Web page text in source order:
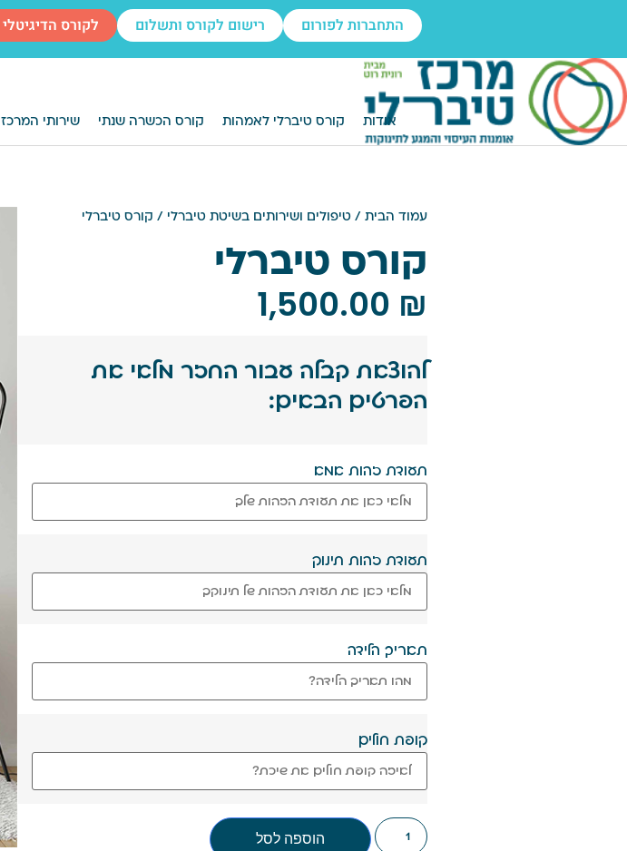
התחברות לפורום רישום לקורס ותשלום לקורס הדיגיטלי
אודות קורס טיברלי לאמהות קורס הכשרה שנתי שירותי המרכז
עמוד הבית /טיפולים ושירותים בשיטת טיברלי / קורס טיברלי
קורס טיברלי
1,500.00 ₪
להוצאת קבלה עבור החזר מלאי את
הפרטים הבאים:
תעודת זהות אמא
תעודת זהות תינוק
תאריך הלידה
קופת חולים
הוספה לסל